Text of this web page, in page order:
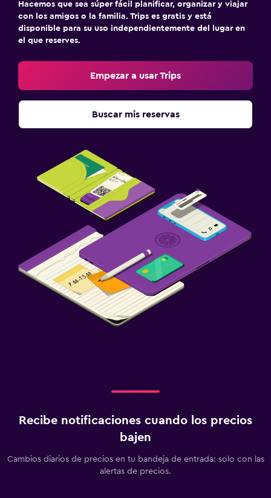
Hacemos que sea súper fácil planificar, organizar y viajar
con los amigos o la familia. Trips es gratis y está
disponible para su uso independientemente del lugar en
el que reserves.
Empezar a usar Trips
Buscar mis reservas
Recibe notificaciones cuando los precios
bajen
Cambios diarios de precios en tu bandeja de entrada: solo con las
alertas de precios.